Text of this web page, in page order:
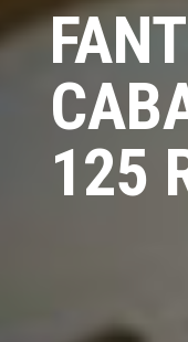
125